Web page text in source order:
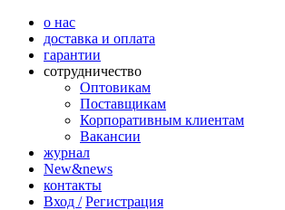
о нас
доставка и оплата
гарантии
сотрудничество
Оптовикам
Поставщикам
Корпоративным клиентам
Вакансии
журнал
New&news
контакты
Вход / Регистрация